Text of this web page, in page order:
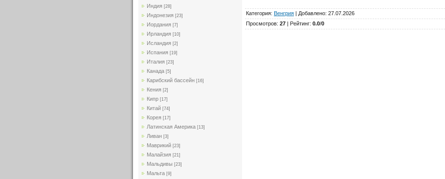
Индия [28]
Индонезия [23]
Иордания [7]
Ирландия [10]
Исландия [2]
Испания [19]
Италия [23]
Канада [5]
Карибский бассейн [16]
Кения [2]
Кипр [17]
Китай [74]
Корея [17]
Латинская Америка [13]
Ливан [3]
Маврикий [23]
Малайзия [21]
Мальдивы [23]
Мальта [9]
Категория: Венгрия | Добавлено: 27.07.2026
Просмотров: 27 | Рейтинг: 0.0/0